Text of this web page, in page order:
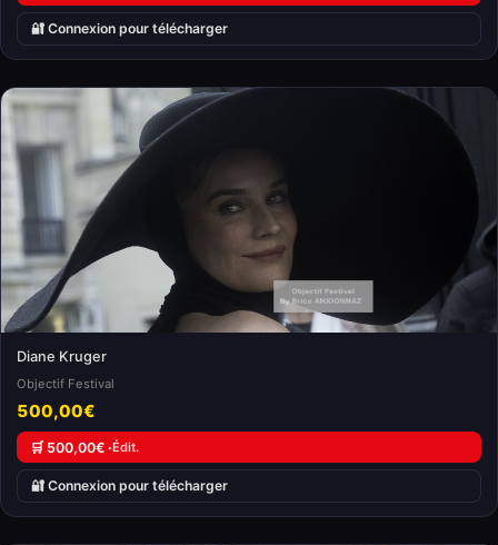
🔐 Connexion pour télécharger
Diane Kruger
Objectif Festival
500,00€
🛒 500,00€ ·Édit.
🔐 Connexion pour télécharger